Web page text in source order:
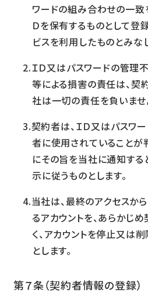
ワードの組み合わせの一致
Ｄを保有するものとして登
ビスを利用したものとみな
ＩＤ又はパスワードの管
等による損害の責任は、契
社は一切の責任を負いませ
契約者は、ＩＤ又はパスワ
者に使用されていることが
にその旨を当社に通知する
示に従うものとします。
当社は、最終のアクセスか
るアカウントを、あらかじ
く、アカウントを停止又は
とします。
第７条（契約者情報の登録）